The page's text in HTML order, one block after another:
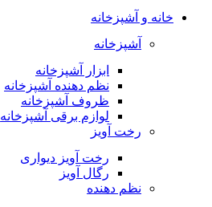
خانه و آشپزخانه
آشپزخانه
ابزار آشپزخانه
نظم دهنده آشپزخانه
ظروف آشپزخانه
لوازم برقی آشپزخانه
رخت آویز
رخت آویز دیواری
رگال آویز
نظم دهنده